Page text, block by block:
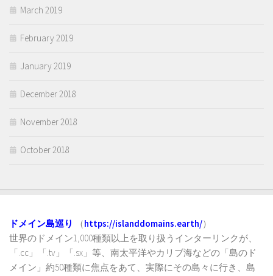
March 2019
February 2019
January 2019
December 2018
November 2018
October 2018
ドメイン島巡り （https://islanddomains.earth/）
世界のドメイン1,000種類以上を取り扱うインターリンクが、
「.cc」「.tv」「.sx」等、南太平洋やカリブ海などの「島のド
メイン」約50種類に焦点をあて、実際にその島々に行き、島